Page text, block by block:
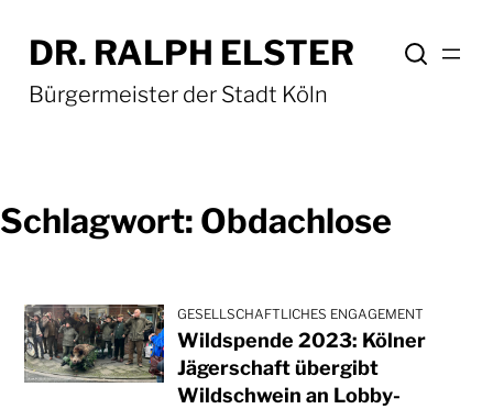
Inhalt
springen
DR. RALPH ELSTER
Bürgermeister der Stadt Köln
Schlagwort: Obdachlose
GESELLSCHAFTLICHES ENGAGEMENT
Wildspende 2023: Kölner
Jägerschaft übergibt
Wildschwein an Lobby-